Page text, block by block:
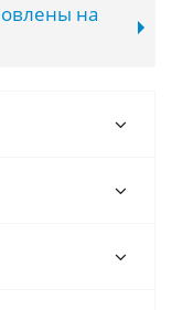
на